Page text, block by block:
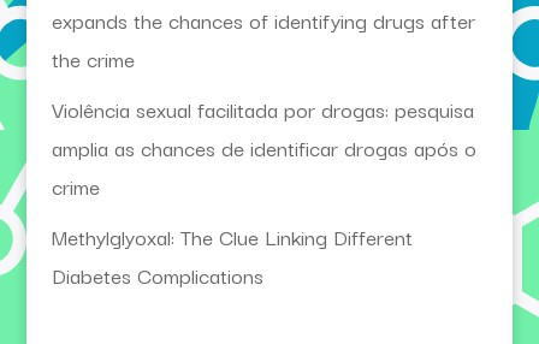
expands the chances of identifying drugs after
the crime
Violência sexual facilitada por drogas: pesquisa
amplia as chances de identificar drogas após o
crime
Methylglyoxal: The Clue Linking Different
Diabetes Complications